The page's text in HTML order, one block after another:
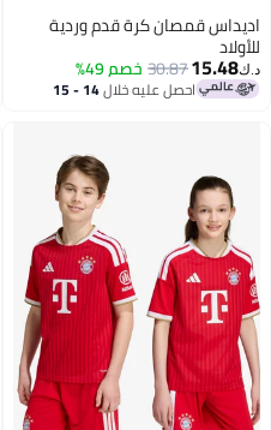
اديداس قمصان كرة قدم وردية
للأولاد
د.ك‏15.48
30.87خصم 49%
احصل عليه خلال 14 - 15